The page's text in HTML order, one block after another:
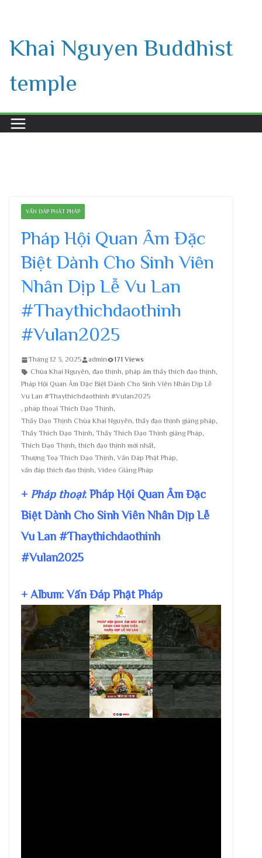
content
Khai Nguyen Buddhist
temple
VẤN ĐÁP PHẬT PHÁP
Pháp Hội Quan Âm Đặc
Biệt Dành Cho Sinh Viên
Nhân Dịp Lễ Vu Lan
#Thaythichdaothinh
#Vulan2025
Tháng 12 3, 2025 admin
171 Views
Chùa Khai Nguyên, đạo thịnh, pháp âm thầy thích đạo thịnh,
Pháp Hội Quan Âm Đặc Biệt Dành Cho Sinh Viên Nhân Dịp Lễ
Vu Lan #Thaythichdaothinh #Vulan2025
, pháp thoại Thích Đạo Thịnh,
Thầy Đạo Thịnh Chùa Khai Nguyên, thầy đạo thịnh giảng pháp,
Thầy Thích Đạo Thịnh, Thầy Thích Đạo Thịnh giảng Pháp,
Thích Đạo Thịnh, thích đạo thịnh mới nhất,
Thượng Toạ Thích Đạo Thịnh, Vấn Đáp Phật Pháp,
vấn đáp thích đạo thịnh, Video Giảng Pháp
+ Pháp thoại: Pháp Hội Quan Âm Đặc
Biệt Dành Cho Sinh Viên Nhân Dịp Lễ
Vu Lan #Thaythichdaothinh
#Vulan2025
+ Album: Vấn Đáp Phật Pháp